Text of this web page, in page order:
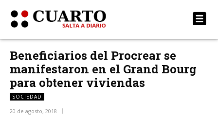
Beneficiarios del Procrear se
manifestaron en el Grand Bourg
para obtener viviendas
SOCIEDAD
20 de agosto, 2018